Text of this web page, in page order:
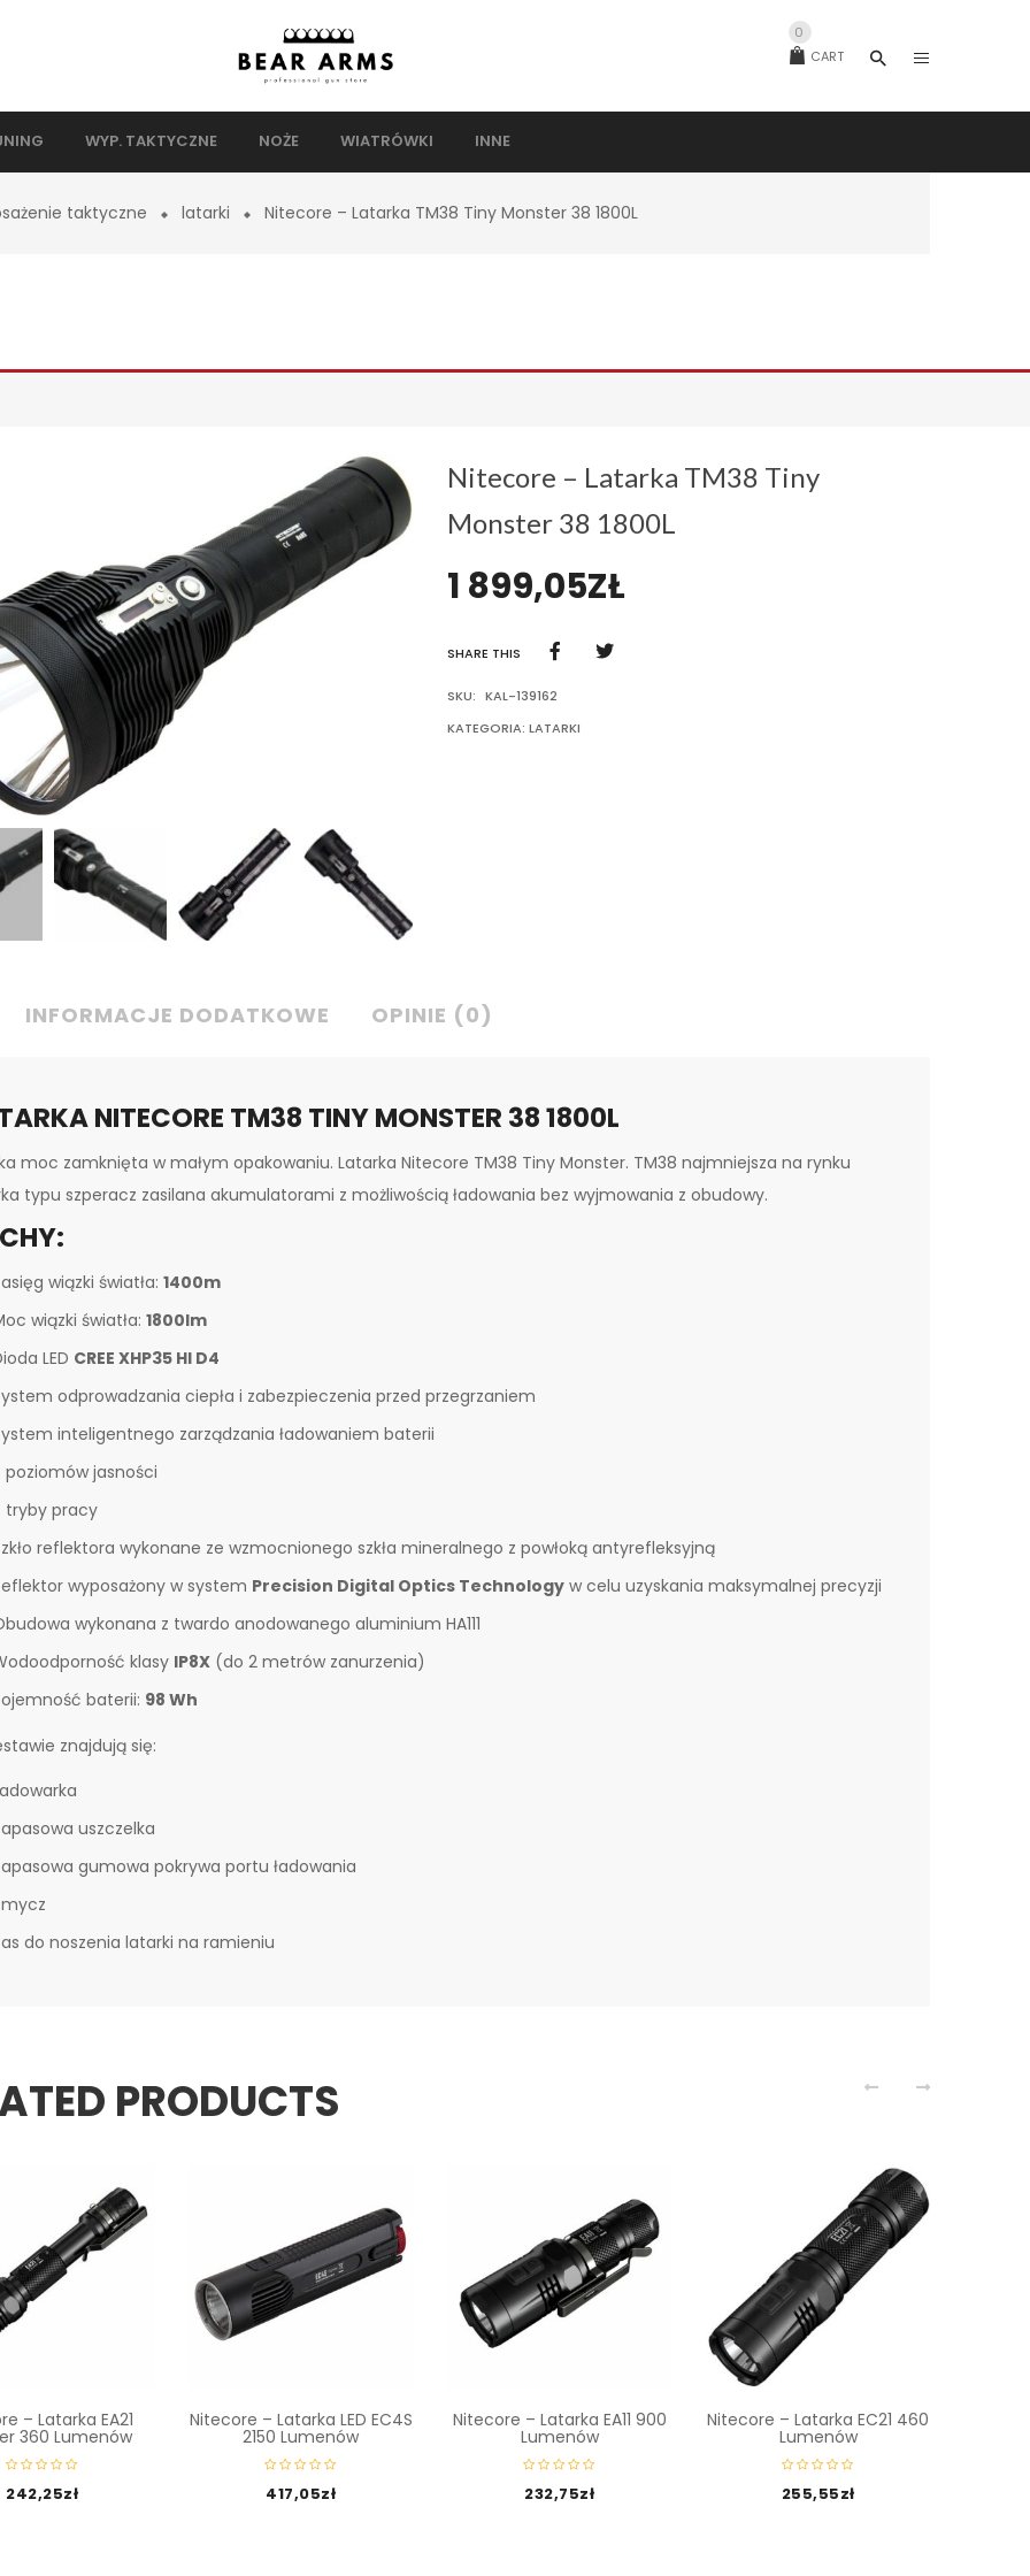
CART
0
WYP. TAKTYCZNE NOŻE WIATRÓWKI INNE
taktyczne latarki Nitecore – Latarka TM38 Tiny Monster 38 1800L
Nitecore – Latarka TM38 Tiny
Monster 38 1800L
1 899,05ZŁ
SHARE THIS
SKU: KAL-139162
KATEGORIA: LATARKI
INFORMACJE DODATKOWE OPINIE (0)
NITECORE TM38 TINY MONSTER 38 1800L
moc zamknięta w małym opakowaniu. Latarka Nitecore TM38 Tiny Monster. TM38 najmniejsza na rynku
typu szperacz zasilana akumulatorami z możliwością ładowania bez wyjmowania z obudowy.
wiązki światła: 1400m
wiązki światła: 1800lm
LED CREE XHP35 HI D4
odprowadzania ciepła i zabezpieczenia przed przegrzaniem
inteligentnego zarządzania ładowaniem baterii
poziomów jasności
tryby pracy
reflektora wykonane ze wzmocnionego szkła mineralnego z powłoką antyrefleksyjną
wyposażony w system Precision Digital Optics Technology w celu uzyskania maksymalnej precyzji
wykonana z twardo anodowanego aluminium HA111
klasy IP8X (do 2 metrów zanurzenia)
baterii: 98 Wh
znajdują się:
uszczelka
gumowa pokrywa portu ładowania
do noszenia latarki na ramieniu
PRODUCTS
– Latarka EA21
360 Lumenów
242,25zł
Nitecore – Latarka LED EC4S
2150 Lumenów
417,05zł
Nitecore – Latarka EA11 900
Lumenów
232,75zł
Nitecore – Latarka EC21 460
Lumenów
255,55zł